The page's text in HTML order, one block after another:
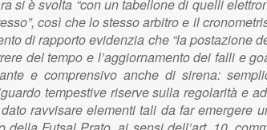
si è svolta “con un tabellone di quelli
così che lo stesso arbitro e il
di rapporto evidenzia che “la postazione
del tempo e l’aggiornamento dei falli e
e comprensivo anche di sirena:
tempestive riserve sulla regolarità e
ravvisare elementi tali da far emergere